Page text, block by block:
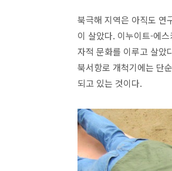
북극해 지역은 아직도 연
이 살았다. 이누이트-에
자적 문화를 이루고 살았
북서항로 개척기에는 단
되고 있는 것이다.